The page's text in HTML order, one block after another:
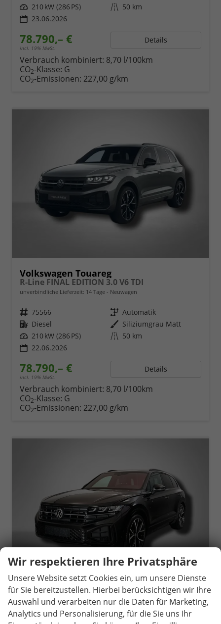
Leistung 210 kW (286 PS) Kilometerstand 50 km
23.06.2026
78.790,– €
incl. 19% MwSt.
Details
Verbrauch kombiniert: 8,70 l/100km
CO2-Klasse: G
CO2-Emissionen: 227,00 g/km
Volkswagen Touareg
R-Line FINAL EDITION 3.0 V6 TDI
unverbindliche Lieferzeit: 14 Tage Neuwagen
Fahrzeugnr. 75566 Getriebe Automatik
Kraftstoff Diesel Außenfarbe Siliziumgrau Matt
Leistung 210 kW (286 PS) Kilometerstand 50 km
22.06.2026
78.790,– €
incl. 19% MwSt.
Details
Verbrauch kombiniert: 8,70 l/100km
CO2-Klasse: G
CO2-Emissionen: 227,00 g/km
Volkswagen Touareg
R-Line 3.0 TDI 8-Gang-Automatik 4MOTION
unverbindliche Lieferzeit: Gebrauchtwagen
Wir respektieren Ihre Privatsphäre
Unsere Website setzt Cookies ein, um unsere Dienste
für Sie bereitzustellen. Hierbei berücksichtigen wir Ihre
Auswahl und verarbeiten nur die Daten für Marketing,
Analytics und Personalisierung, für die Sie uns Ihr